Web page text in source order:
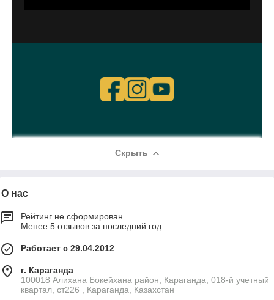
Скрыть
О нас
Рейтинг не сформирован
Менее 5 отзывов за последний год
Работает с 29.04.2012
г. Караганда
100018 Алихана Бокейхана район, Караганда, 018-й учетный
квартал, ст226 , Караганда, Казахстан